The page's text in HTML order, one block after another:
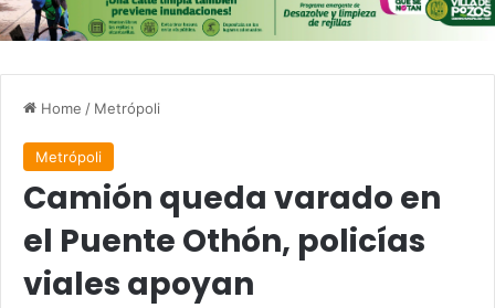
Home / Metrópoli
Metrópoli
Camión queda varado en
el Puente Othón, policías
viales apoyan